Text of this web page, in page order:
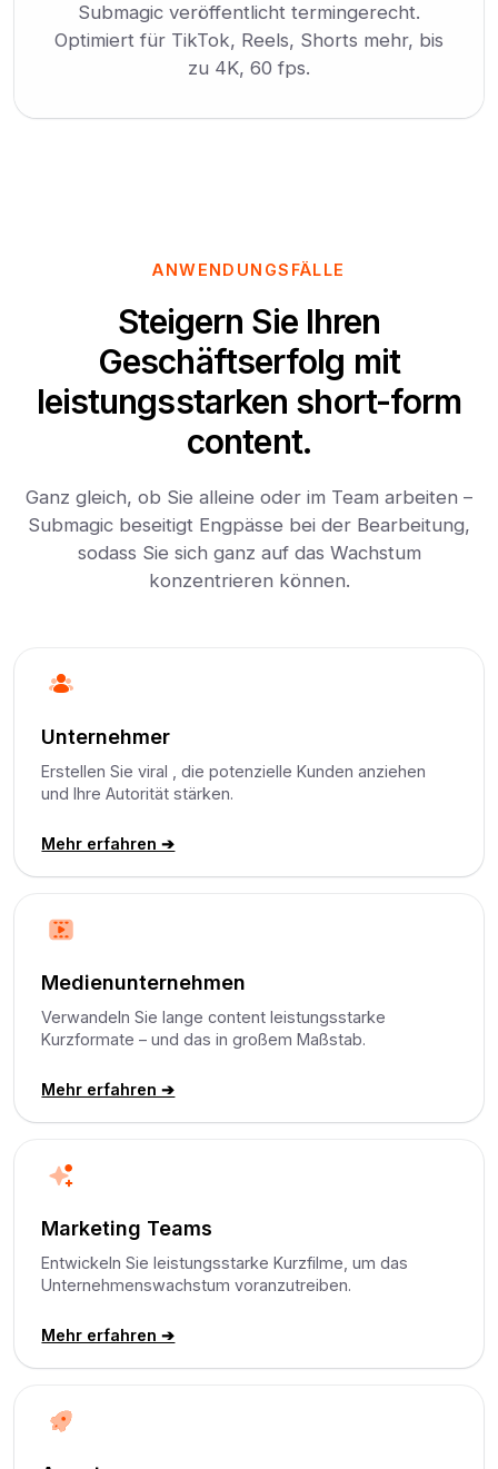
Submagic veröffentlicht termingerecht.
Optimiert für TikTok, Reels, Shorts mehr, bis
zu 4K, 60 fps.
ANWENDUNGSFÄLLE
Steigern Sie Ihren
Geschäftserfolg mit
leistungsstarken short-form
content.
Ganz gleich, ob Sie alleine oder im Team arbeiten –
Submagic beseitigt Engpässe bei der Bearbeitung,
sodass Sie sich ganz auf das Wachstum
konzentrieren können.
Unternehmer
Erstellen Sie viral , die potenzielle Kunden anziehen
und Ihre Autorität stärken.
Mehr erfahren ➔
Medienunternehmen
Verwandeln Sie lange content leistungsstarke
Kurzformate – und das in großem Maßstab.
Mehr erfahren ➔
Marketing Teams
Entwickeln Sie leistungsstarke Kurzfilme, um das
Unternehmenswachstum voranzutreiben.
Mehr erfahren ➔